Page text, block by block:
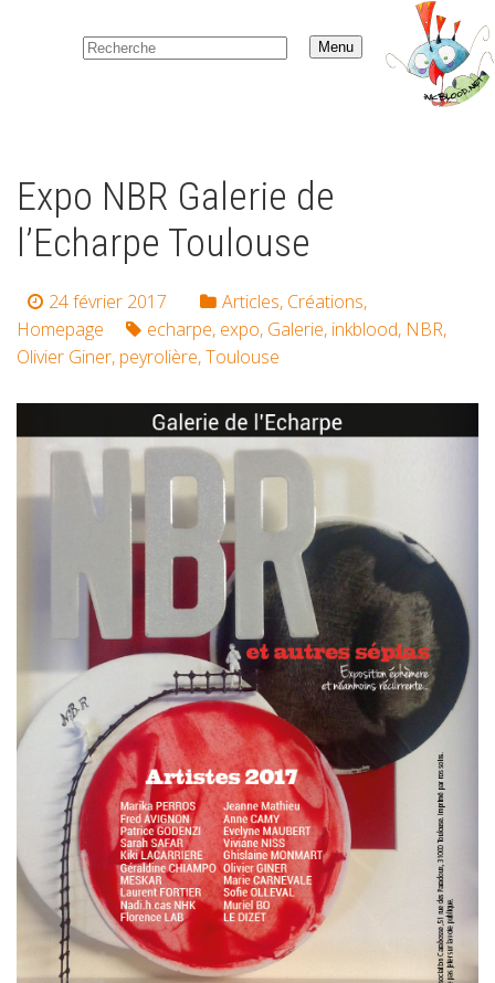
Menu
Expo NBR Galerie de
l’Echarpe Toulouse
24 février 2017 Articles, Créations,
Homepage
echarpe, expo, Galerie, inkblood, NBR,
Olivier Giner, peyrolière,Toulouse